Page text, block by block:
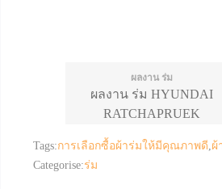
ผลงาน ร่ม
ผลงาน ร่ม HYUNDAI
RATCHAPRUEK
Tags:การเลือกซื้อผ้าร่มให้มีคุณภาพดี,ผ้
Categorise:ร่ม